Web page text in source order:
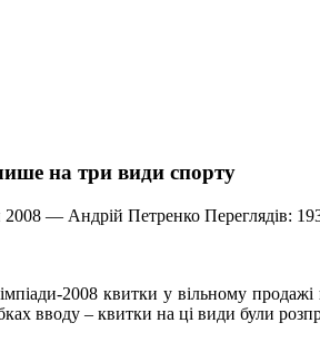
на три види спорту
2008 — Андрій Петренко Переглядів:
2008 квитки у вільному
вводу – квитки на ці види були